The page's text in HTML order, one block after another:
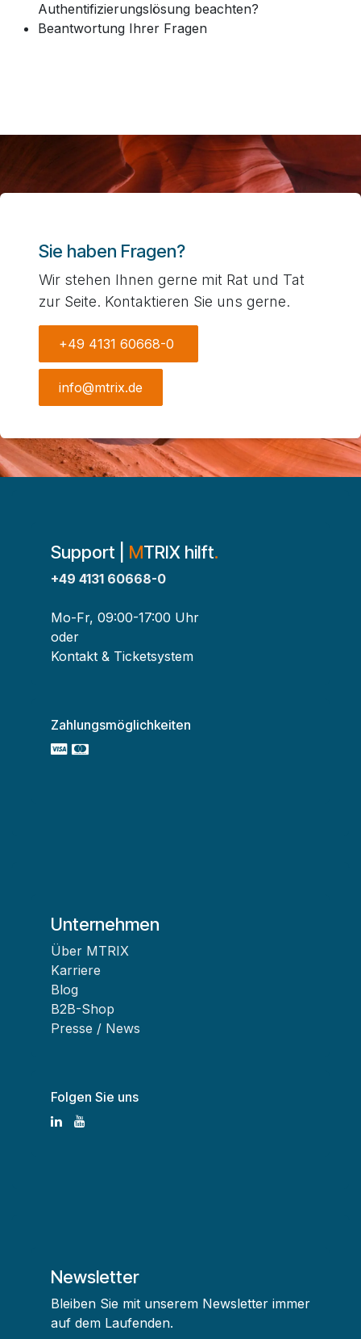
Authentifizierungslösung beachten?
Beantwortung Ihrer Fragen
Sie haben Fragen?
Wir stehen Ihnen gerne mit Rat und Tat
zur Seite. Kontaktieren Sie uns gerne.
+49 4131 60668-0
info@mtrix.de
Support | MTRIX hilft.
+49 4131 60668-0
Mo-Fr, 09:00-17:00 Uhr
oder
Kontakt & Ticketsystem
Zahlungsmöglichkeiten
Unternehmen
Über MTRIX
Karriere
Blog
B2B-Shop
Presse / News
Folgen Sie uns
Newsletter
Bleiben Sie mit unserem Newsletter immer
auf dem Laufenden.